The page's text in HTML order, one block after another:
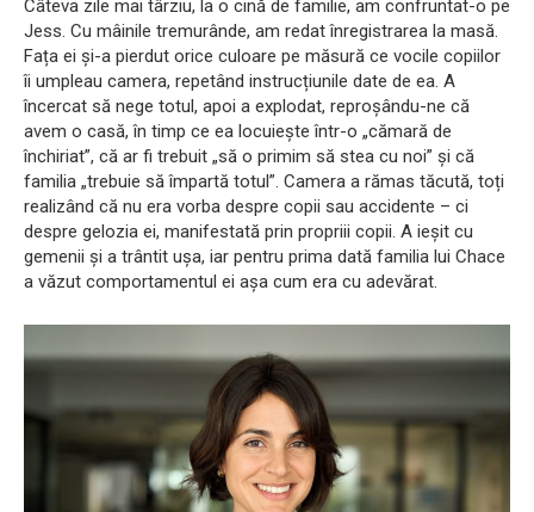
Câteva zile mai târziu, la o cină de familie, am confruntat-o pe
Jess. Cu mâinile tremurânde, am redat înregistrarea la masă.
Fața ei și-a pierdut orice culoare pe măsură ce vocile copiilor
îi umpleau camera, repetând instrucțiunile date de ea. A
încercat să nege totul, apoi a explodat, reproșându-ne că
avem o casă, în timp ce ea locuiește într-o „cămară de
închiriat”, că ar fi trebuit „să o primim să stea cu noi” și că
familia „trebuie să împartă totul”. Camera a rămas tăcută, toți
realizând că nu era vorba despre copii sau accidente – ci
despre gelozia ei, manifestată prin propriii copii. A ieșit cu
gemenii și a trântit ușa, iar pentru prima dată familia lui Chace
a văzut comportamentul ei așa cum era cu adevărat.